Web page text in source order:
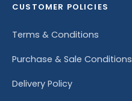
CUSTOMER POLICIES
Terms & Conditions
Purchase & Sale Conditions
Delivery Policy